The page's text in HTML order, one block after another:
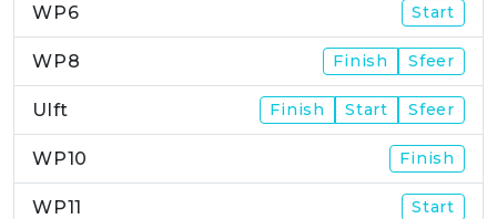
WP6 Start
WP8 Finish Sfeer
Ulft Finish Start Sfeer
WP10 Finish
WP11 Start